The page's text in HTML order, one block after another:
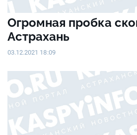
Огромная пробка
Астрахань
03.12.2021 18:09